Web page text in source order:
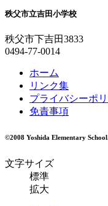
秩父市立吉田小学校
秩父市下吉田3833
0494-77-0014
ホーム
リンク集
プライバシーポ
免責事項
©2008 Yoshida Elementary
文字サイズ
標準
拡大